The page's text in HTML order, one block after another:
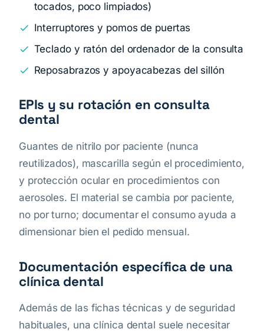
tocados, poco limpiados)
Interruptores y pomos de puertas
Teclado y ratón del ordenador de la consulta
Reposabrazos y apoyacabezas del sillón
EPIs y su rotación en consulta
dental
Guantes de nitrilo por paciente (nunca
reutilizados), mascarilla según el procedimiento,
y protección ocular en procedimientos con
aerosoles. El material se cambia por paciente,
no por turno; documentar el consumo ayuda a
dimensionar bien el pedido mensual.
Documentación específica de una
clínica dental
Además de las fichas técnicas y de seguridad
habituales, una clínica dental suele necesitar